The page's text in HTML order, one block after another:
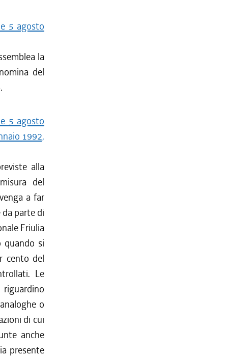
5 agosto
la
del
5 agosto
1992,
alla
del
a far
parte di
Friulia
quando si
cento del
Le
o
di cui
anche
presente